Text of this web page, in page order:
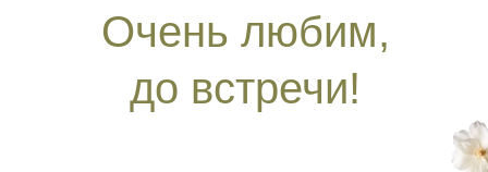
Очень любим,
до встречи!